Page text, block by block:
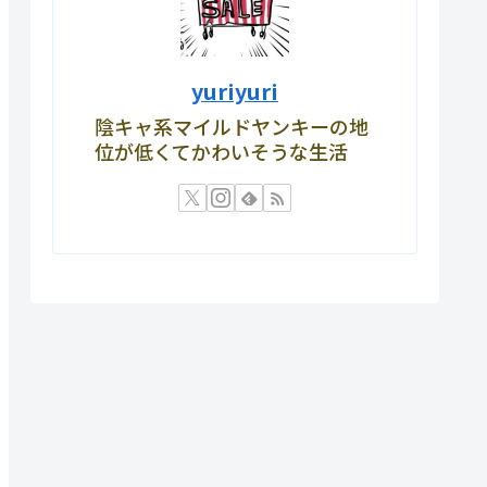
yuriyuri
陰キャ系マイルドヤンキーの地
位が低くてかわいそうな生活